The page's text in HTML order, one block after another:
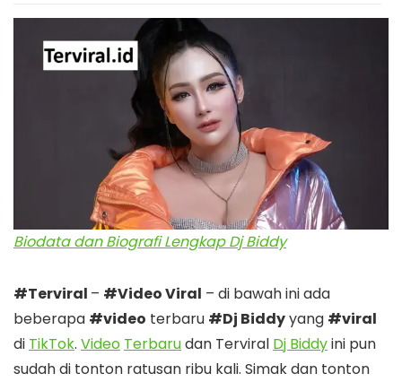
Biodata dan Biografi Lengkap Dj Biddy
#Terviral – #Video Viral – di bawah ini ada
beberapa #video terbaru #Dj Biddyyang #viral
di TikTok. Video Terbarudan Terviral Dj Biddyini pun
sudah di tonton ratusan ribu kali. Simak dan tonton